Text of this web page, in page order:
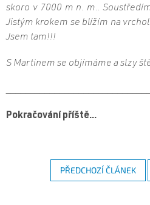
skoro v 7000 m n. m..
Jistým krokem se blížím na
Jsem tam!!!
S Martinem se objímáme a slzy
Pokračování příště...
PŘEDCHOZÍ ČLÁNEK